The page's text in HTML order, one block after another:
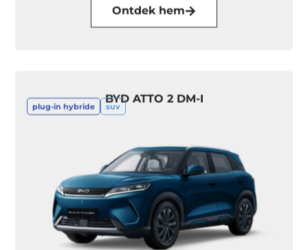
Ontdek hem
BYD ATTO 2 DM-I
plug-in hybride suv